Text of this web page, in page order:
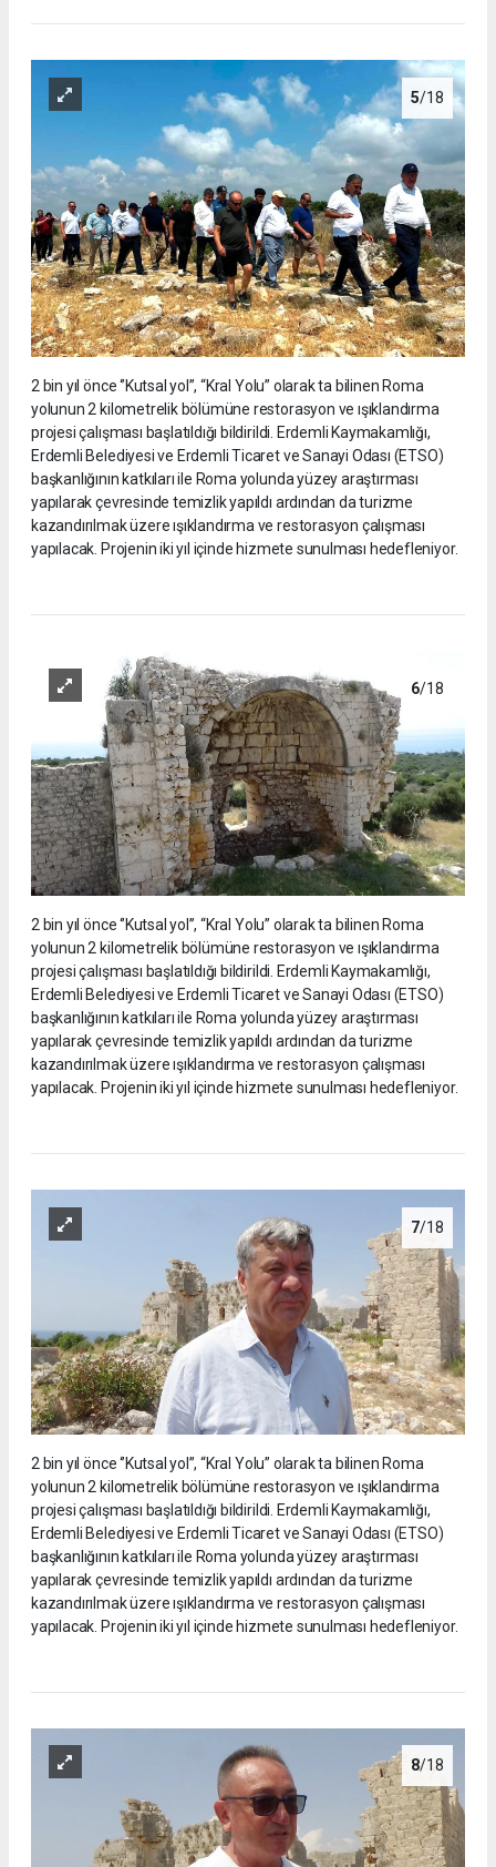
5/18
2 bin yıl önce ‘’Kutsal yol’’, “Kral Yolu” olarak ta bilinen Roma
yolunun 2 kilometrelik bölümüne restorasyon ve ışıklandırma
projesi çalışması başlatıldığı bildirildi. Erdemli Kaymakamlığı,
Erdemli Belediyesi ve Erdemli Ticaret ve Sanayi Odası (ETSO)
başkanlığının katkıları ile Roma yolunda yüzey araştırması
yapılarak çevresinde temizlik yapıldı ardından da turizme
kazandırılmak üzere ışıklandırma ve restorasyon çalışması
yapılacak. Projenin iki yıl içinde hizmete sunulması hedefleniyor.
6/18
2 bin yıl önce ‘’Kutsal yol’’, “Kral Yolu” olarak ta bilinen Roma
yolunun 2 kilometrelik bölümüne restorasyon ve ışıklandırma
projesi çalışması başlatıldığı bildirildi. Erdemli Kaymakamlığı,
Erdemli Belediyesi ve Erdemli Ticaret ve Sanayi Odası (ETSO)
başkanlığının katkıları ile Roma yolunda yüzey araştırması
yapılarak çevresinde temizlik yapıldı ardından da turizme
kazandırılmak üzere ışıklandırma ve restorasyon çalışması
yapılacak. Projenin iki yıl içinde hizmete sunulması hedefleniyor.
7/18
2 bin yıl önce ‘’Kutsal yol’’, “Kral Yolu” olarak ta bilinen Roma
yolunun 2 kilometrelik bölümüne restorasyon ve ışıklandırma
projesi çalışması başlatıldığı bildirildi. Erdemli Kaymakamlığı,
Erdemli Belediyesi ve Erdemli Ticaret ve Sanayi Odası (ETSO)
başkanlığının katkıları ile Roma yolunda yüzey araştırması
yapılarak çevresinde temizlik yapıldı ardından da turizme
kazandırılmak üzere ışıklandırma ve restorasyon çalışması
yapılacak. Projenin iki yıl içinde hizmete sunulması hedefleniyor.
8/18